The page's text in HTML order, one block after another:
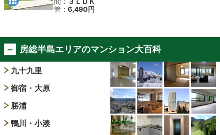
管： 6,490円
房総半島エリアのマンション大百科
九十九里
御宿・大原
勝浦
鴨川・小湊